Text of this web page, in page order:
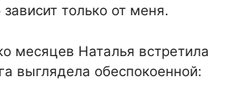
только от меня.​
месяцев Наталья встретила
выглядела обеспокоенной:​